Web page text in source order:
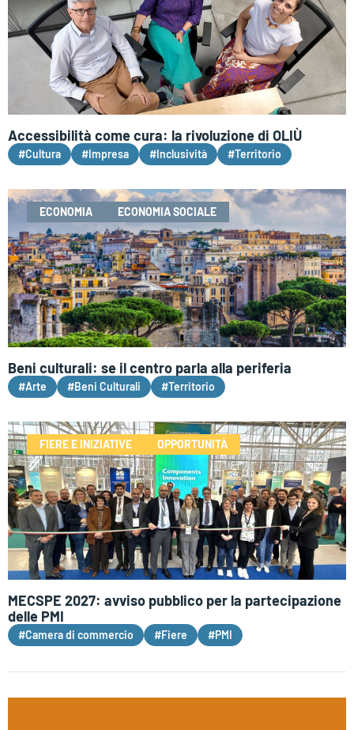
Accessibilità come cura: la rivoluzione di OLIÙ
#Cultura #Impresa #Inclusività #Territorio
ECONOMIA ECONOMIA SOCIALE
Beni culturali: se il centro parla alla periferia
#Arte #Beni Culturali #Territorio
FIERE E INIZIATIVE OPPORTUNITÀ
MECSPE 2027: avviso pubblico per la partecipazione
delle PMI
#Camera di commercio #Fiere #PMI